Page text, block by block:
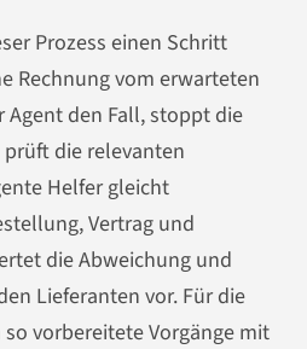
Prozess einen Schritt
Rechnung vom erwarteten
Agent den Fall, stoppt die
die relevanten
Helfer gleicht
Vertrag und
die Abweichung und
Lieferanten vor. Für die
vorbereitete Vorgänge mit